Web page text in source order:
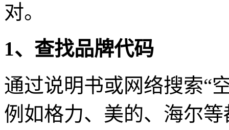
对。
1、查找品牌代码
通过说明书或网络搜索“
例如格力、美的、海尔